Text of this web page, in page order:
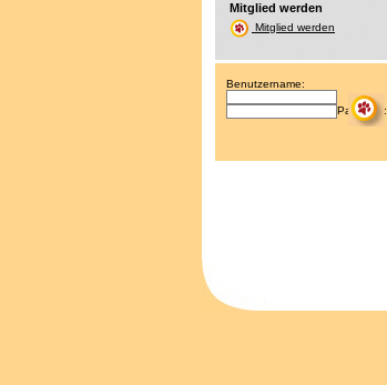
Mitglied werden
Mitglied werden
Benutzername:
Passwort: